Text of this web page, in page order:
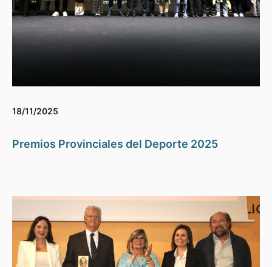
18/11/2025
Premios Provinciales del Deporte 2025